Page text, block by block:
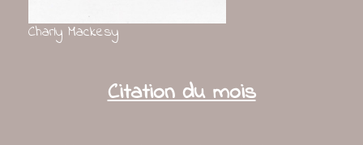
Charly Mackesy
Citation du mois